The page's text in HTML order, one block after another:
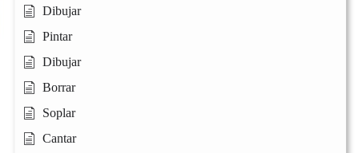
Dibujar
Pintar
Dibujar
Borrar
Soplar
Cantar